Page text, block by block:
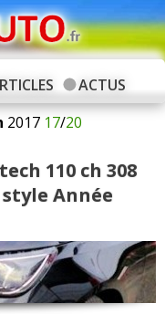
ACTUS
2017 17/20
110 ch 308
style Année